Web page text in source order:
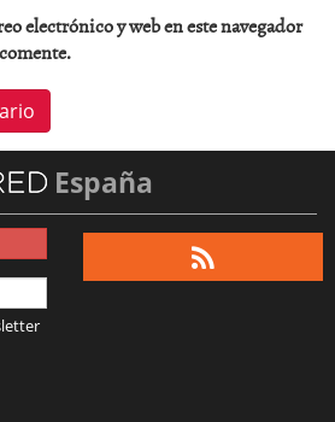
electrónico y web en este navegador
España